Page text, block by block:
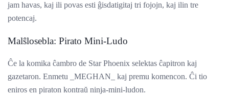
jam havas, kaj ili povas esti ĝisdatigitaj tri fojojn, kaj ilin tre
potencaj.
Malŝlosebla: Pirato Mini-Ludo
Ĉe la komika ĉambro de Star Phoenix selektas ĉapitron kaj
gazetaron. Enmetu _MEGHAN_ kaj premu komencon. Ĉi tio
eniros en piraton kontraŭ ninja-mini-ludon.